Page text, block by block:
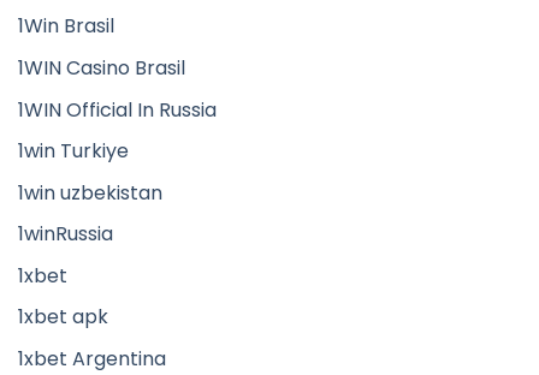
1Win Brasil
1WIN Casino Brasil
1WIN Official In Russia
1win Turkiye
1win uzbekistan
1winRussia
1xbet
1xbet apk
1xbet Argentina